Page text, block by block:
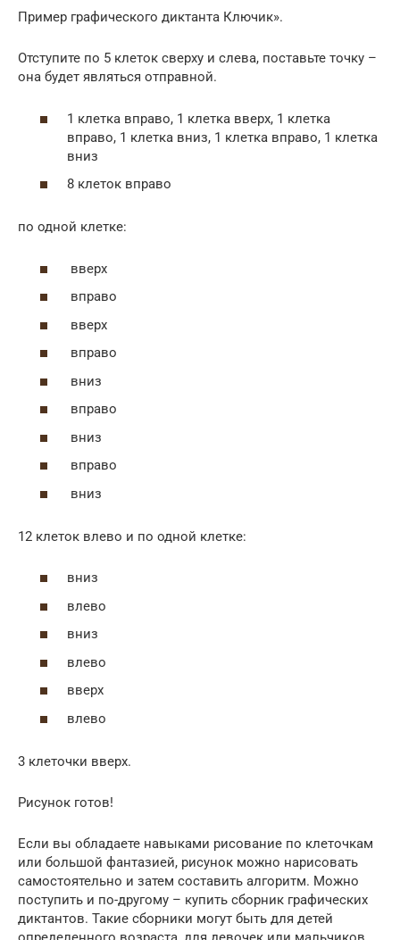
Пример графического диктанта Ключик».
Отступите по 5 клеток сверху и слева, поставьте точку –
она будет являться отправной.
1 клетка вправо, 1 клетка вверх, 1 клетка
вправо, 1 клетка вниз, 1 клетка вправо, 1 клетка
вниз
8 клеток вправо
по одной клетке:
вверх
вправо
вверх
вправо
вниз
вправо
вниз
вправо
вниз
12 клеток влево и по одной клетке:
вниз
влево
вниз
влево
вверх
влево
3 клеточки вверх.
Рисунок готов!
Если вы обладаете навыками рисование по клеточкам
или большой фантазией, рисунок можно нарисовать
самостоятельно и затем составить алгоритм. Можно
поступить и по-другому – купить сборник графических
диктантов. Такие сборники могут быть для детей